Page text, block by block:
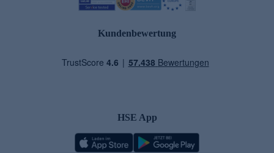
Kundenbewertung
HSE App